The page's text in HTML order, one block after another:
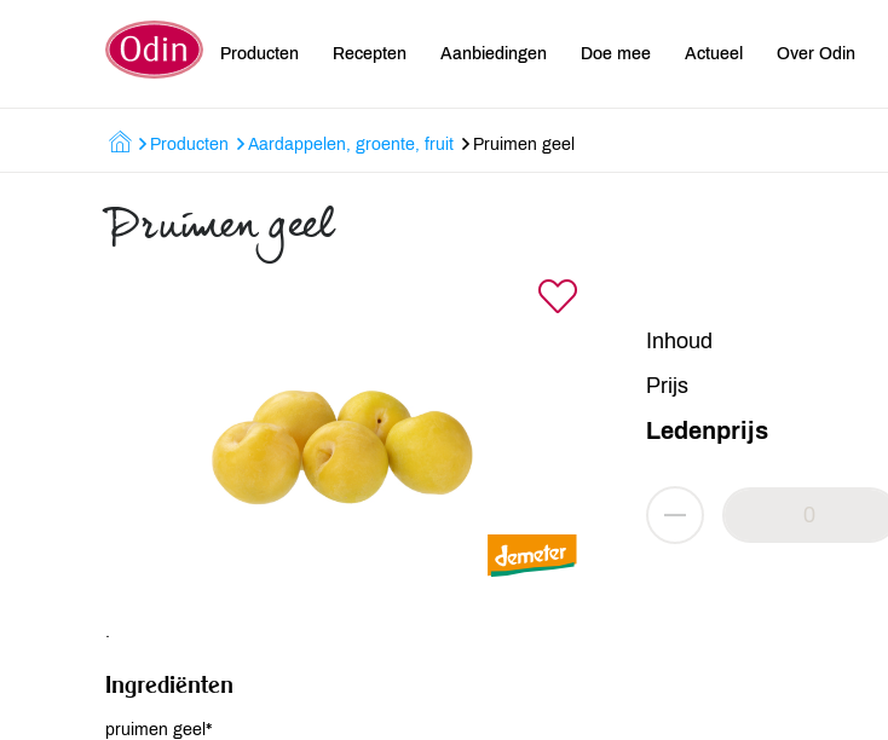
Producten Recepten Aanbiedingen Doe mee Actueel Over Odin
Producten Aardappelen, groente, fruit Pruimen geel
Pruimen geel
Inhoud
Prijs
Ledenprijs
.
Ingrediënten
pruimen geel*